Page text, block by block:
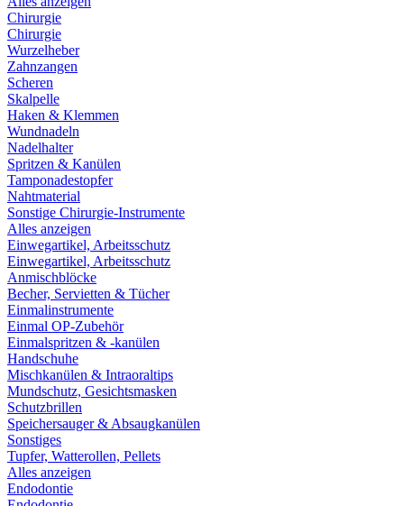
Chirurgie
Chirurgie
Wurzelheber
Zahnzangen
Scheren
Skalpelle
Haken & Klemmen
Wundnadeln
Nadelhalter
Spritzen & Kanülen
Tamponadestopfer
Nahtmaterial
Sonstige Chirurgie-Instrumente
Alles anzeigen
Einwegartikel, Arbeitsschutz
Einwegartikel, Arbeitsschutz
Anmischblöcke
Becher, Servietten & Tücher
Einmalinstrumente
Einmal OP-Zubehör
Einmalspritzen & -kanülen
Handschuhe
Mischkanülen & Intraoraltips
Mundschutz, Gesichtsmasken
Schutzbrillen
Speichersauger & Absaugkanülen
Sonstiges
Tupfer, Watterollen, Pellets
Alles anzeigen
Endodontie